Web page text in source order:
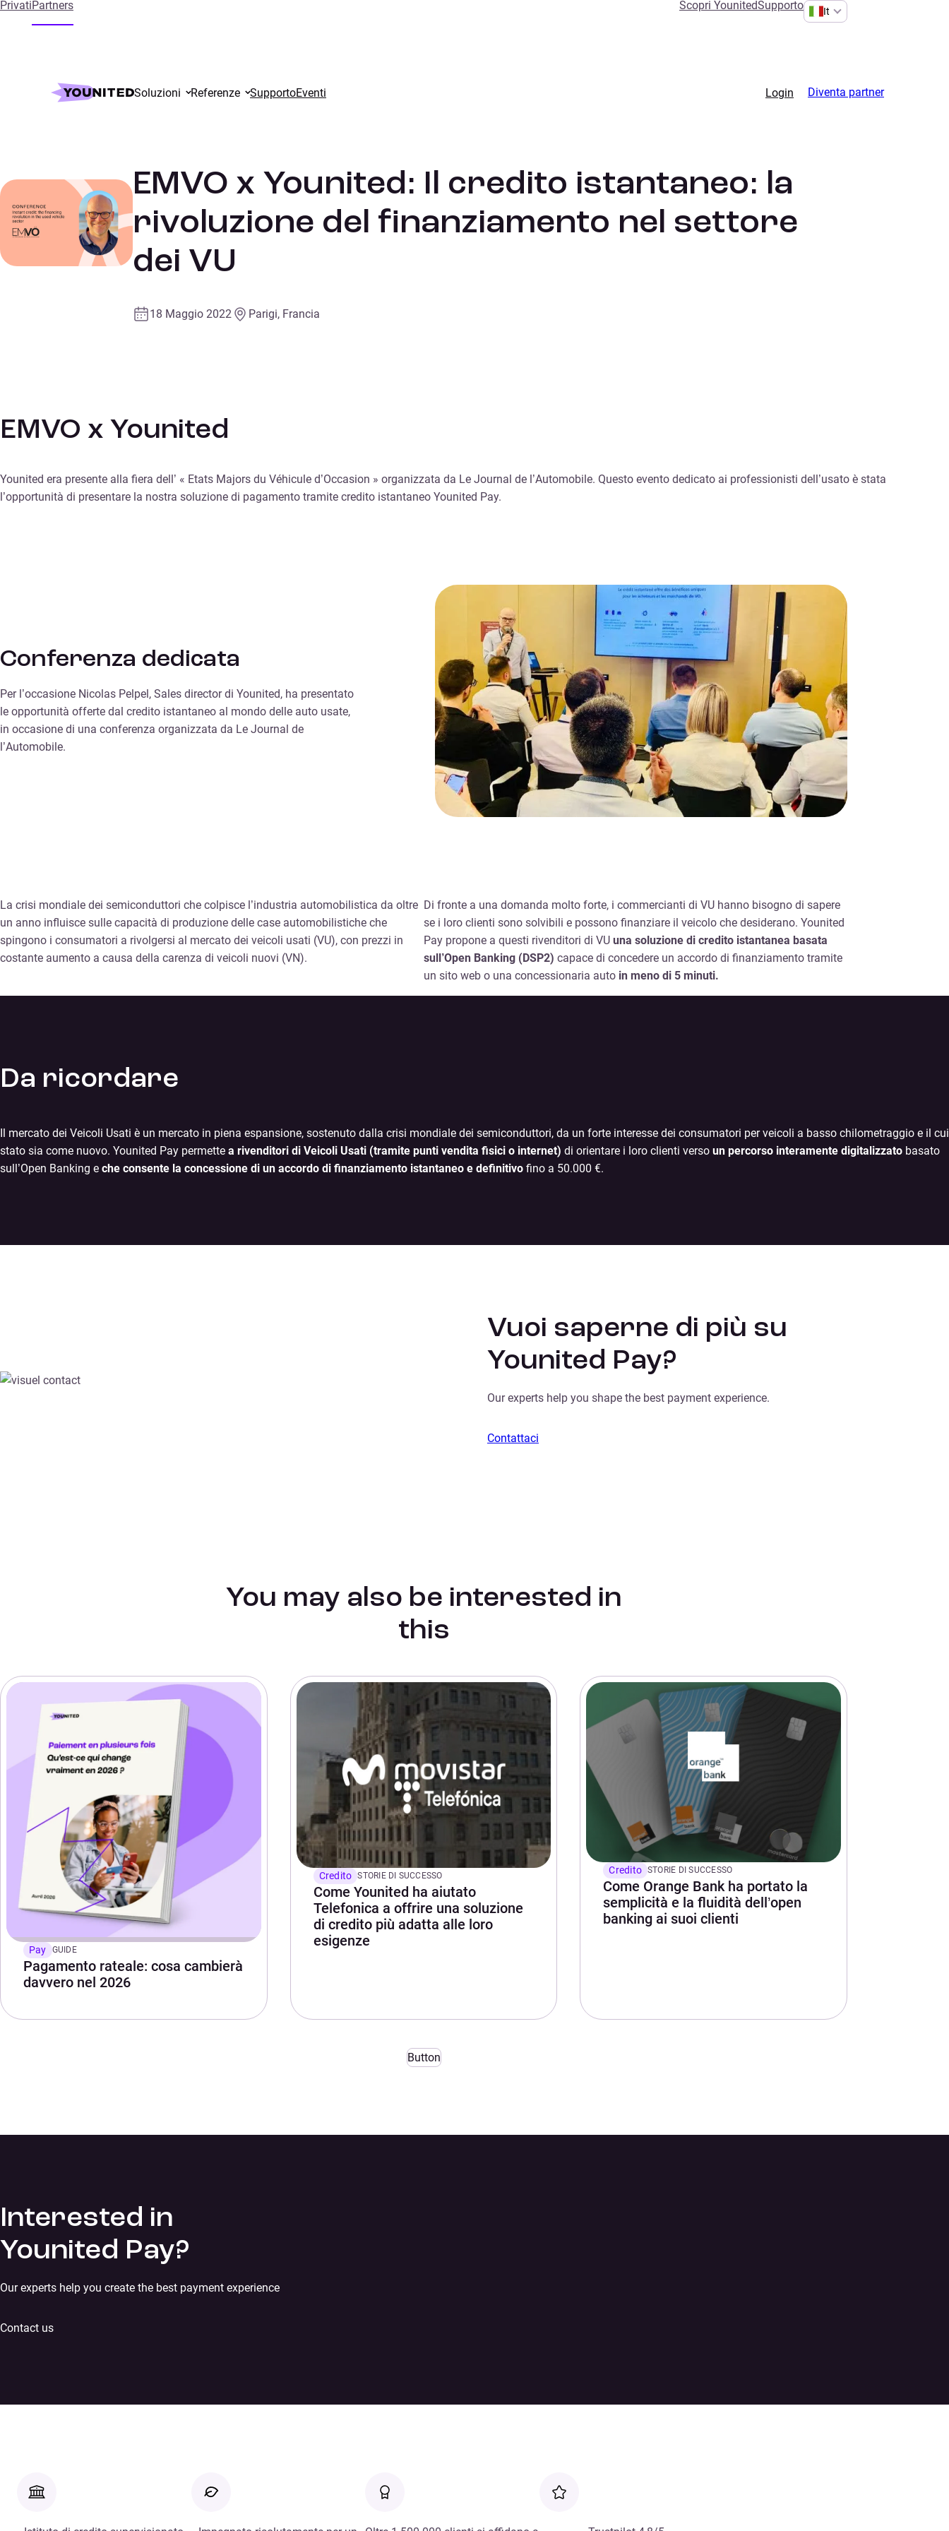
PrivatiPartners Scopri YounitedSupporto It
Soluzioni Referenze SupportoEventi Login Diventa partner
References EMVO x Younited: Il credito istantaneo: la rivoluzione del finanziamento nel settore dei VU
EMVO x Younited: Il credito istantaneo: la
rivoluzione del finanziamento nel settore
dei VU
18 Maggio 2022 Parigi, Francia
EMVO x Younited
Younited era presente alla fiera dell’ « Etats Majors du Véhicule d’Occasion » organizzata da Le Journal de l’Automobile. Questo evento dedicato ai professionisti dell’usato è stata
l’opportunità di presentare la nostra soluzione di pagamento tramite credito istantaneo Younited Pay.
Conferenza dedicata
Per l’occasione Nicolas Pelpel, Sales director di Younited, ha presentato
le opportunità offerte dal credito istantaneo al mondo delle auto usate,
in occasione di una conferenza organizzata da Le Journal de
l’Automobile.
La crisi mondiale dei semiconduttori che colpisce l’industria automobilistica da oltre
un anno influisce sulle capacità di produzione delle case automobilistiche che
spingono i consumatori a rivolgersi al mercato dei veicoli usati (VU), con prezzi in
costante aumento a causa della carenza di veicoli nuovi (VN).
Di fronte a una domanda molto forte, i commercianti di VU hanno bisogno di sapere
se i loro clienti sono solvibili e possono finanziare il veicolo che desiderano. Younited
Pay propone a questi rivenditori di VU una soluzione di credito istantanea basata
sull’Open Banking (DSP2) capace di concedere un accordo di finanziamento tramite
un sito web o una concessionaria auto in meno di 5 minuti.
Da ricordare
Il mercato dei Veicoli Usati è un mercato in piena espansione, sostenuto dalla crisi mondiale dei semiconduttori, da un forte interesse dei consumatori per veicoli a basso chilometraggio e il cui
stato sia come nuovo. Younited Pay permette a rivenditori di Veicoli Usati (tramite punti vendita fisici o internet) di orientare i loro clienti verso un percorso interamente digitalizzato basato
sull’Open Banking e che consente la concessione di un accordo di finanziamento istantaneo e definitivo fino a 50.000 €.
Vuoi saperne di più su
Younited Pay?
Our experts help you shape the best payment experience.
Contattaci
You may also be interested in
this
Pay GUIDE
Pagamento rateale: cosa cambierà
davvero nel 2026
Credito STORIE DI SUCCESSO
Come Younited ha aiutato
Telefonica a offrire una soluzione
di credito più adatta alle loro
esigenze
Credito STORIE DI SUCCESSO
Come Orange Bank ha portato la
semplicità e la fluidità dell’open
banking ai suoi clienti
Button
Interested in
Younited Pay?
Our experts help you create the best payment experience
Contact us